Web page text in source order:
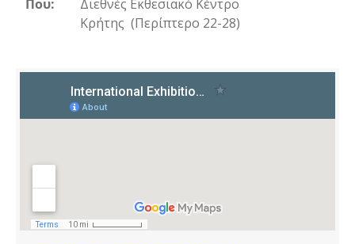
Που:
Διεθνές Εκθεσιακό Κέντρο
Κρήτης (Περίπτερο 22-28)